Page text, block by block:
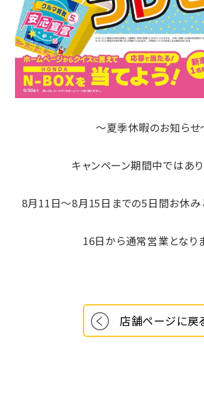
～夏季休暇のお知らせ
キャンペーン期間中ではあ
8月11日～8月15日までの5日間お休み
16日から通常営業となり
店舗ページに戻